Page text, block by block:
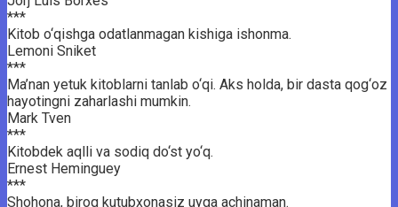
***
Kitob o‘qishga odatlanmagan kishiga ishonma.
Lemoni Sniket
***
Ma’nan yetuk kitoblarni tanlab o‘qi. Aks holda, bir dasta qog‘oz
hayotingni zaharlashi mumkin.
Mark Tven
***
Kitobdek aqlli va sodiq do‘st yo‘q.
Ernest Heminguey
***
Shohona, biroq kutubxonasiz uyga achinaman.